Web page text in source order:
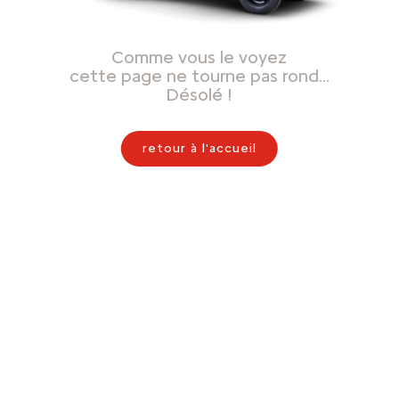
Comme vous le voyez
cette page ne tourne pas rond…
Désolé !
retour à l'accueil